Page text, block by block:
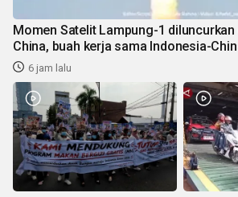
Momen Satelit Lampung-1 diluncurkan
China, buah kerja sama Indonesia-
6 jam lalu